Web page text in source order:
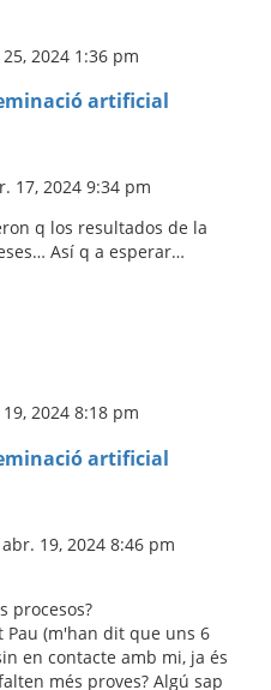
2024 1:36 pm
artificial
17, 2024 9:34 pm
q los resultados de la
Así q a esperar…
2024 8:18 pm
artificial
19, 2024 8:46 pm
procesos?
Pau (m'han dit que uns 6
en contacte amb mi, ja és
més proves? Algú sap